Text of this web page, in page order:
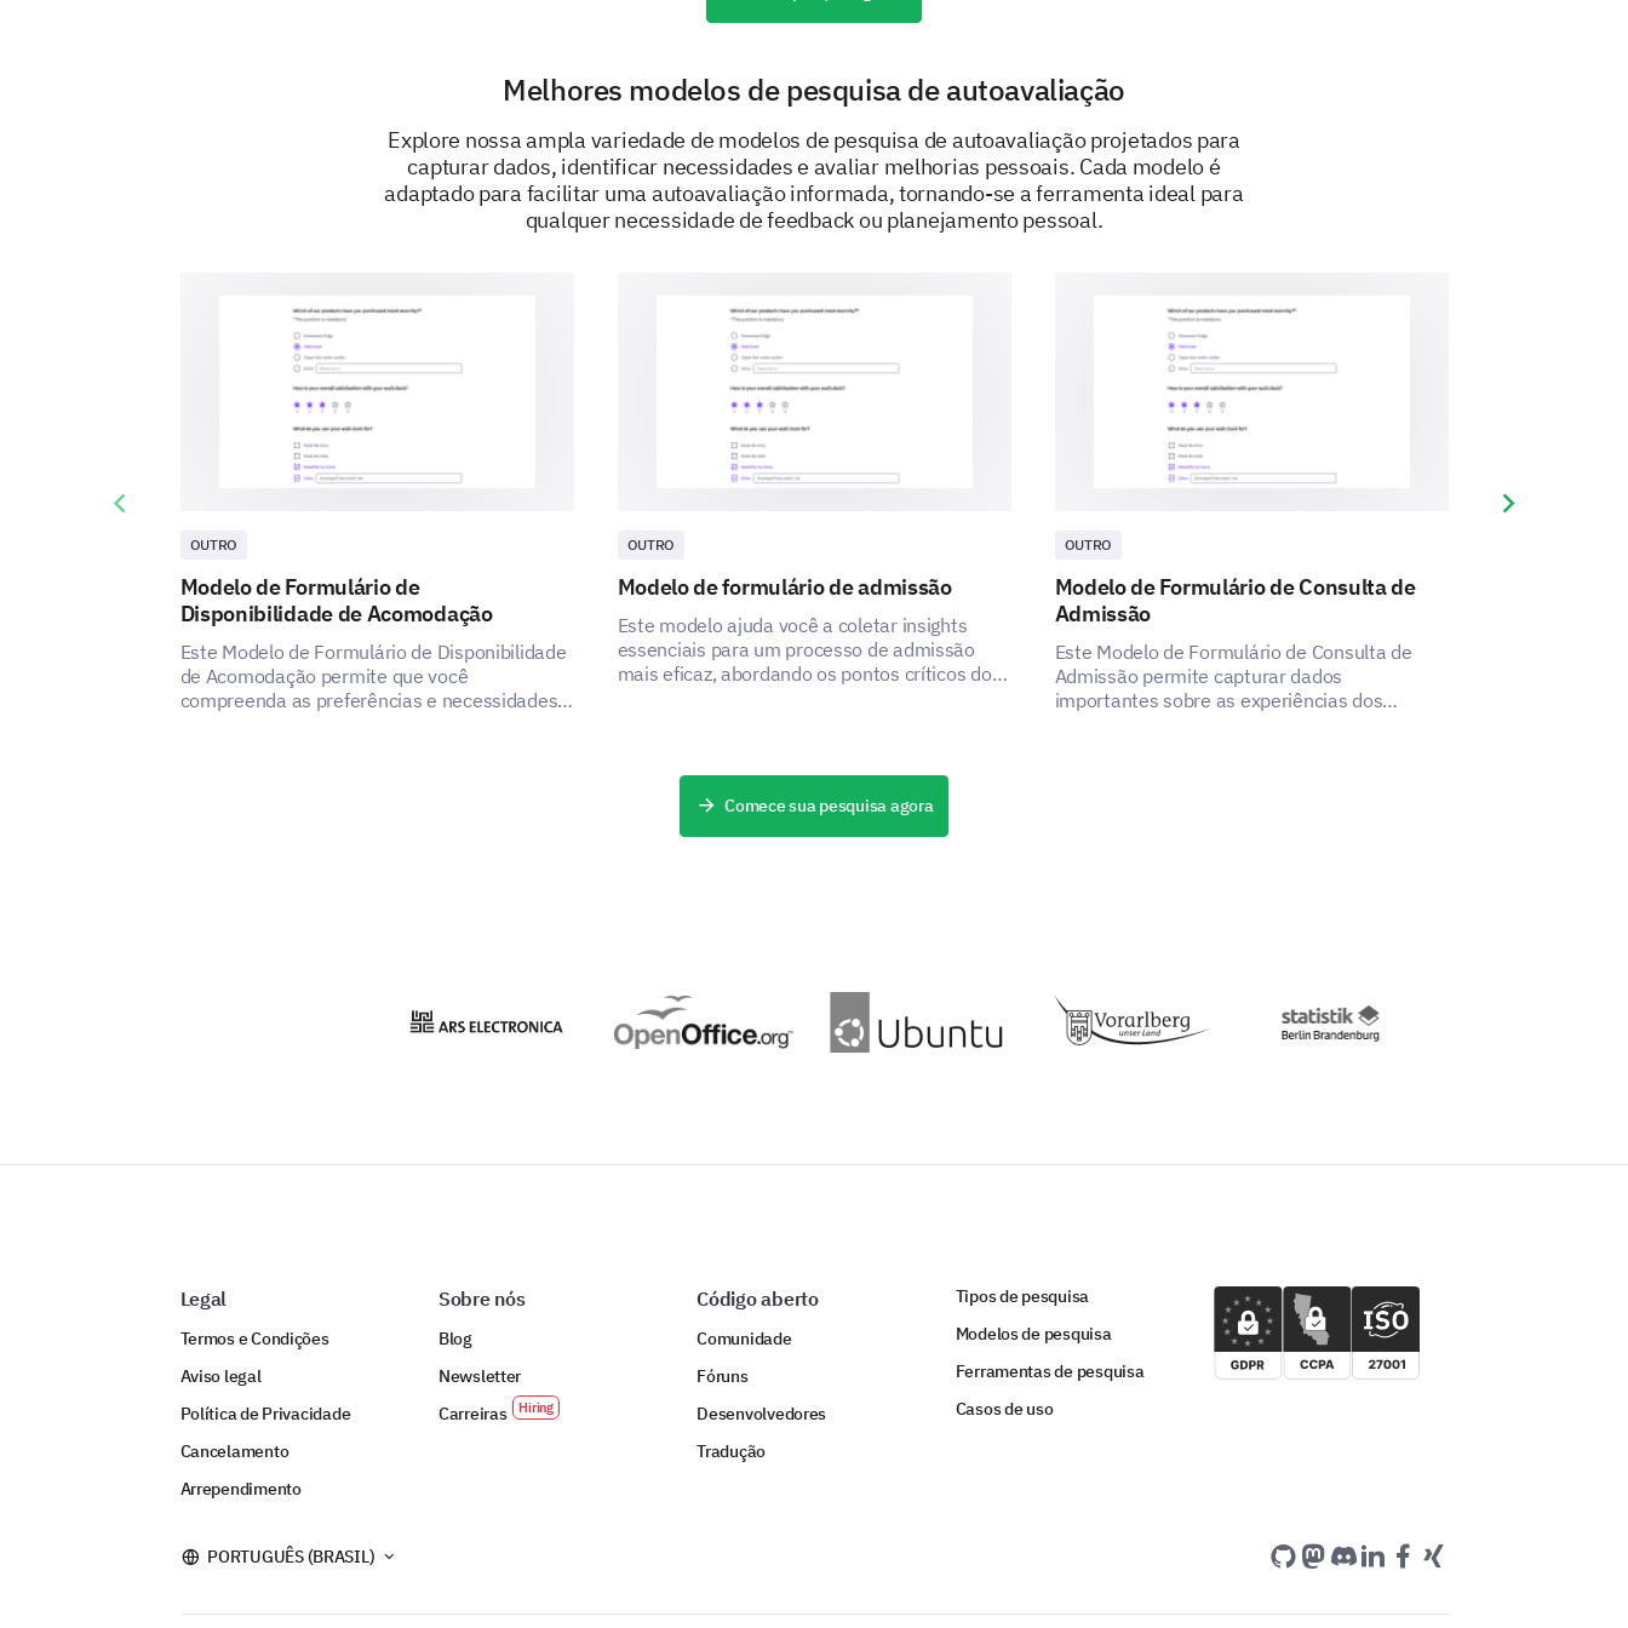
experiências diárias.
estressado ou ansioso?
Aumento da frequência cardíaca
Suando
Tremendo ou sacudindo
Sono perturbado
Dores e desconfortos inexplicáveis
Buscar Apoio e Suporte
tomou para sua saúde mental.
Você procurou ajuda de um profissional de saúde mental nos últimos seis
Você tem sistemas de apoio para ajudar com seu bem-estar mental?
Melhores modelos de pesquisa de autoavaliação
Explore nossa ampla variedade de modelos de pesquisa de autoavaliação projetados para
capturar dados, identificar necessidades e avaliar melhorias pessoais. Cada modelo é
adaptado para facilitar uma autoavaliação informada, tornando-se a ferramenta ideal para
qualquer necessidade de feedback ou planejamento pessoal.
OUTRO
Modelo de Formulário de
Disponibilidade de Acomodação
Este Modelo de Formulário de Disponibilidade
de Acomodação permite que você
compreenda as preferências e necessidades
OUTRO
Modelo de formulário de admissão
Este modelo ajuda você a coletar insights
essenciais para um processo de admissão
mais eficaz, abordando os pontos críticos dos
OUTRO
Modelo de Formulário de Consulta de
Admissão
Este Modelo de Formulário de Consulta de
Admissão permite capturar dados
importantes sobre as experiências dos
Previous slide Next slide
Comece sua pesquisa agora
Legal
Termos e Condições
Aviso legal
Política de Privacidade
Cancelamento
Arrependimento
Sobre nós
Blog
Newsletter
Carreiras
Código aberto
Comunidade
Fóruns
Desenvolvedores
Tradução
Tipos de pesquisa
Modelos de pesquisa
Ferramentas de pesquisa
Casos de uso
PORTUGUÊS (BRASIL)